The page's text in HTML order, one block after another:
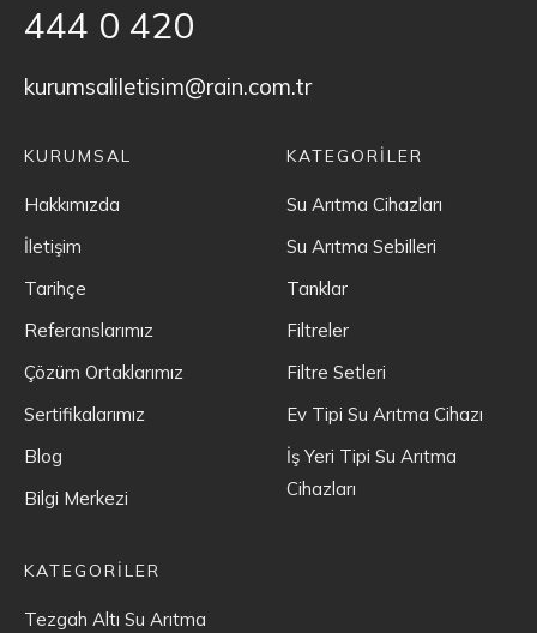
444 0 420
kurumsaliletisim@rain.com.tr
KURUMSAL
Hakkımızda
İletişim
Tarihçe
Referanslarımız
Çözüm Ortaklarımız
Sertifikalarımız
Blog
Bilgi Merkezi
KATEGORİLER
Su Arıtma Cihazları
Su Arıtma Sebilleri
Tanklar
Filtreler
Filtre Setleri
Ev Tipi Su Arıtma Cihazı
İş Yeri Tipi Su Arıtma
Cihazları
KATEGORİLER
Tezgah Altı Su Arıtma